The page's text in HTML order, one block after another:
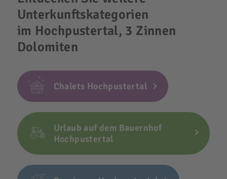
Unterkunftskategorien
im Hochpustertal, 3 Zinnen
Dolomiten
Chalets Hochpustertal
Urlaub auf dem Bauernhof
Hochpustertal